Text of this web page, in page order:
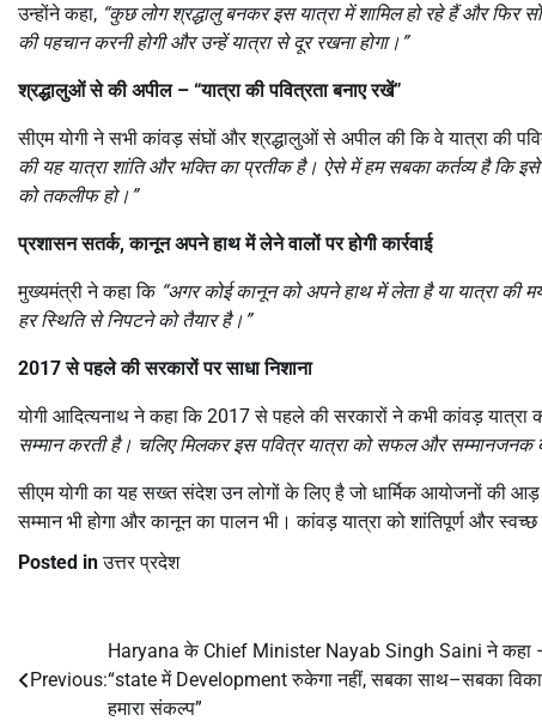
उन्होंने कहा, “कुछ लोग श्रद्धालु बनकर इस यात्रा में शामिल हो रहे हैं और फिर
की पहचान करनी होगी और उन्हें यात्रा से दूर रखना होगा।”
श्रद्धालुओं से की अपील – “यात्रा की पवित्रता बनाए रखें”
सीएम योगी ने सभी कांवड़ संघों और श्रद्धालुओं से अपील की कि वे यात्रा की
की यह यात्रा शांति और भक्ति का प्रतीक है। ऐसे में हम सबका कर्तव्य है कि
को तकलीफ हो।”
प्रशासन सतर्क,कानून अपने हाथ में लेने वालों पर होगी कार्रवाई
मुख्यमंत्री ने कहा कि “अगर कोई कानून को अपने हाथ में लेता है या यात्रा की
हर स्थिति से निपटने को तैयार है।”
2017से पहले की सरकारों पर साधा निशाना
योगी आदित्यनाथ ने कहा कि 2017 से पहले की सरकारों ने कभी कांवड़ यात्रा
सम्मान करती है। चलिए मिलकर इस पवित्र यात्रा को सफल और सम्मानजनक
सीएम योगी का यह सख्त संदेश उन लोगों के लिए है जो धार्मिक आयोजनों
सम्मान भी होगा और कानून का पालन भी। कांवड़ यात्रा को शांतिपूर्ण और स्वच्छ
Posted inउत्तर प्रदेश
navigation
Previous:
Haryana के Chief Minister Nayab Singh Saini ने कहा
“state में Development रुकेगा नहीं, सबका साथ–सबका
हमारा संकल्प”